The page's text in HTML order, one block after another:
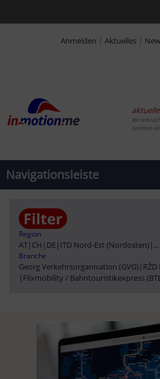
Anmelden | Aktuelles |
Wir
berichten
Navigationsleiste
Region
AT| CH | DE| ITD Nord-Est (Nordosten) | ...
Branche
Georg Verkehrsorganisation (GVG) |
| Flixmobility / Bahntouristikexpress